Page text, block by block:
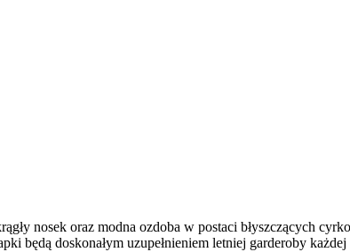
nosek oraz modna ozdoba w postaci błyszczących
będą doskonałym uzupełnieniem letniej garderoby